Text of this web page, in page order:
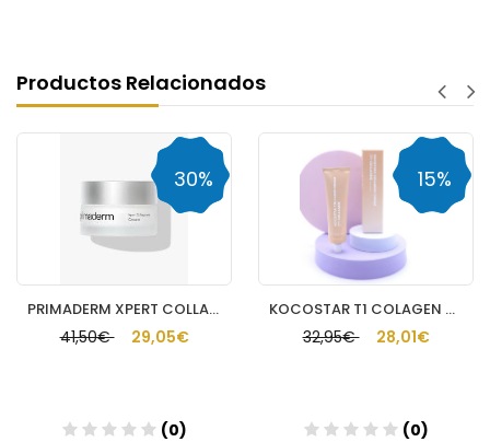
Productos Relacionados
PRIMADERM XPERT COLLAGENEUR CREMA CUELLO Y ESCOTE
41,50€ 29,05€
30%
(0)
KOCOSTAR T1 COLAGEN CREAM GENTLEFILM POWDER 6
32,95€ 28,01€
15%
(0)